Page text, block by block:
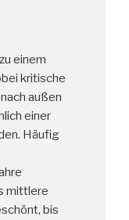
einem
kritische
außen
einer
Häufig
mittlere
bis